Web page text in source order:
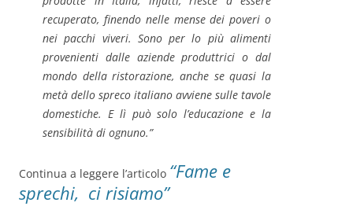
recuperato, finendo nelle mense dei poveri o
nei pacchi viveri. Sono per lo più alimenti
provenienti dalle aziende produttrici o dal
mondo della ristorazione, anche se quasi la
metà dello spreco italiano avviene sulle tavole
domestiche. E lì può solo l’educazione e la
sensibilità di ognuno.”
Continua a leggere l’articolo “Fame e
sprechi, ci risiamo”